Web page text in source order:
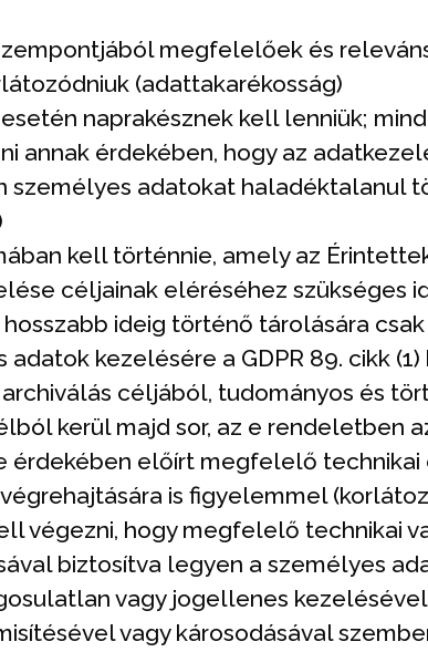
megfelelőek és
(adattakarékosság)
naprakésznek kell lenniük;
annak érdekében, hogy az
személyes adatokat haladéktalanul
kell történnie, amely az
céljainak eléréséhez szükséges
ideig történő tárolására csak
kezelésére a GDPR 89. cikk
céljából, tudományos és
kerül majd sor, az e rendeletben
érdekében előírt megfelelő technikai
is figyelemmel
végezni, hogy megfelelő technikai
biztosítva legyen a személyes
vagy jogellenes
vagy károsodásával